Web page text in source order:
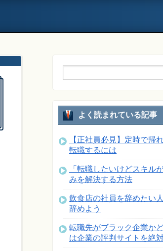
よく読まれている記事
【正社員必見】定時で帰
転職するには
「転職したいけどスキル
みを解決する方法
飲食店の社員を辞めたい
辞めよう
転職先がブラック企業か
は企業の評判サイトを絶